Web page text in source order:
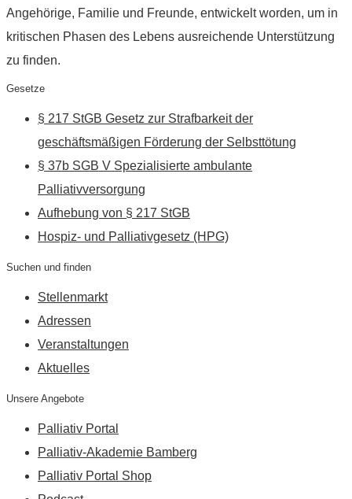
Angehörige, Familie und Freunde, entwickelt worden, um in
kritischen Phasen des Lebens ausreichende Unterstützung
zu finden.
Gesetze
§ 217 StGB Gesetz zur Strafbarkeit der
geschäftsmäßigen Förderung der Selbsttötung
§ 37b SGB V Spezialisierte ambulante
Palliativversorgung
Aufhebung von § 217 StGB
Hospiz- und Palliativgesetz (HPG)
Suchen und finden
Stellenmarkt
Adressen
Veranstaltungen
Aktuelles
Unsere Angebote
Palliativ Portal
Palliativ-Akademie Bamberg
Palliativ Portal Shop